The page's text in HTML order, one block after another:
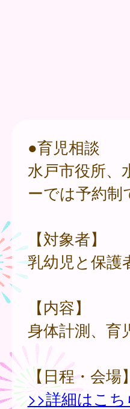
●育児相談
水戸市役所、
ーでは予約
【対象者】
乳幼児と保護
【内容】
身体計測、育
【日程・会場】
>>詳細はこち